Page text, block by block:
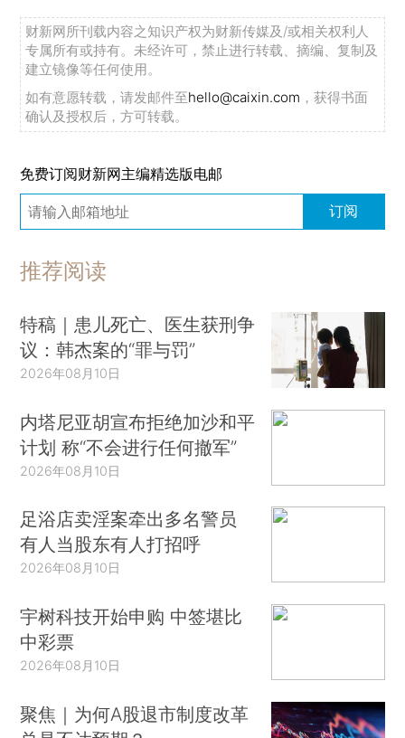
财新网所刊载内容之知识产权为财新传媒及/或相关权利人
专属所有或持有。未经许可，禁止进行转载、摘编、复制及
建立镜像等任何使用。
如有意愿转载，请发邮件至hello@caixin.com ，获得书面
确认及授权后，方可转载。
免费订阅财新网主编精选版电邮
订阅
推荐阅读
特稿｜患儿死亡、医生获刑争
议：韩杰案的“罪与罚”
2026年08月10日
内塔尼亚胡宣布拒绝加沙和平
计划 称“不会进行任何撤军”
2026年08月10日
足浴店卖淫案牵出多名警员
有人当股东有人打招呼
2026年08月10日
宇树科技开始申购 中签堪比
中彩票
2026年08月10日
聚焦｜为何A股退市制度改革